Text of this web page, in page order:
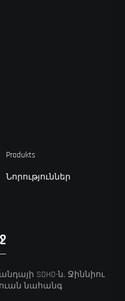
Produkts
Նորություններ
SOHO-ն, Ջիննիու
նահանգ